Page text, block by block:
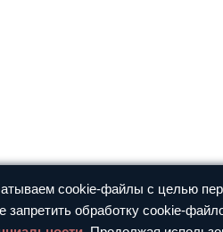
cookie-файлы с целью
запретить обработку cookie-